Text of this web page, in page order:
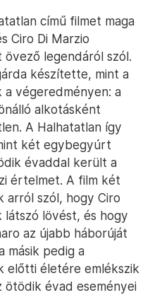
című filmet maga
Ciro Di Marzio
legendáról szól.
készítette, mint a
a végeredményen: a
alkotásként
A Halhatatlan így
két egybegyúrt
évaddal került a
értelmet. A film két
arról szól, hogy Ciro
látszó lövést, és hogy
az újabb háborúját
másik pedig a
előtti életére emlékszik
ötödik évad eseményei